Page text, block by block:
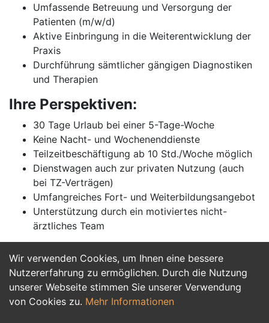
Wir verwenden Cookies, um Ihnen eine bessere
Nutzererfahrung zu ermöglichen. Durch die Nutzung
unserer Webseite stimmen Sie unserer Verwendung
von Cookies zu. Mehr Informationen
Umfassende Betreuung und Versorgung der
Patienten (m/w/d)
Aktive Einbringung in die Weiterentwicklung der
Praxis
Durchführung sämtlicher gängigen Diagnostiken
und Therapien
Ihre Perspektiven:
30 Tage Urlaub bei einer 5-Tage-Woche
Keine Nacht- und Wochenenddienste
Teilzeitbeschäftigung ab 10 Std./Woche möglich
Dienstwagen auch zur privaten Nutzung (auch
bei TZ-Verträgen)
Umfangreiches Fort- und Weiterbildungsangebot
Unterstützung durch ein motiviertes nicht-
ärztliches Team
Jetzt Bewerben